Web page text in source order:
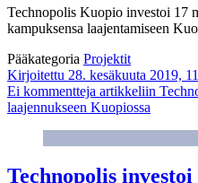
Technopolis Kuopio investoi 17
kampuksensa laajentamiseen
Pääkategoria Projektit
Kirjoitettu 28. kesäkuuta 2019,
Ei kommentteja artikkeliin
laajennukseen Kuopiossa
Technopolis